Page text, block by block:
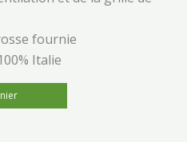
fournie
Italie